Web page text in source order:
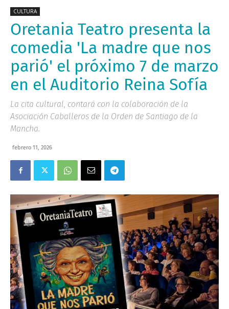
CULTURA
Oretania Teatro presenta la
comedia 'La madre que nos
parió' el próximo 7 de marzo
en el Auditorio Reina Sofía
La cita cultural, contará con la colaboración de la
Asociación Caballeros de la Orden de Santiago de la
Mancha.
febrero 11, 2026